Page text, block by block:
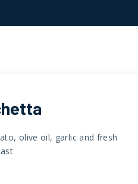
olive oil, garlic and fresh